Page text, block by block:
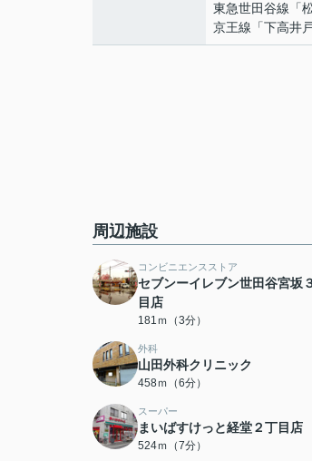
東急世田谷線 「
京王線 「下高井
周辺施設
コンビニエンスストア
セブンーイレブン世田谷宮坂
目店
181ｍ（3分）
外科
山田外科クリニック
458ｍ（6分）
スーパー
まいばすけっと経堂２丁目店
524ｍ（7分）